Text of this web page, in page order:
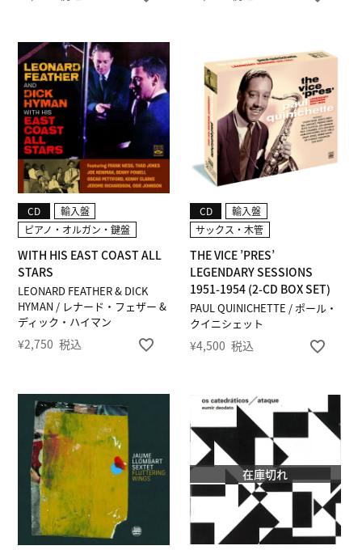
LEONARD FEATHER & DICK
HYMAN / レナード・フェザー &
ディック・ハイマン
WITH HIS EAST COAST ALL
STARS
CD
輸入盤
ピアノ・オルガン・鍵盤
¥2,750 税込
PAUL QUINICHETTE / ポール・
クイニシェット
THE VICE ’PRES’
LEGENDARY SESSIONS
1951-1954 (2-CD BOX SET)
CD
輸入盤
サックス・木管
¥4,500 税込
在庫切れ